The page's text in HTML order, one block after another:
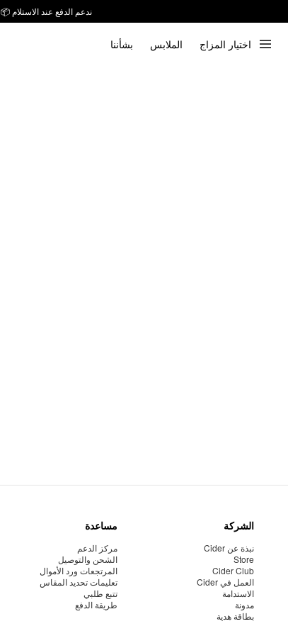
ندعم الدفع عند الاستلام 📦
اختيار المزاج الملابس بشأننا
الشركة
نبذة عن Cider
Store
Cider Club
العمل في Cider
الاستدامة
مدونة
بطاقة هدية
مساعدة
مركز الدعم
الشحن والتوصيل
المرتجعات ورد الأموال
تعليمات تحديد المقاس
تتبع طلبي
طريقة الدفع